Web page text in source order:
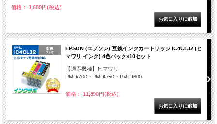
価格： 1,680円(税込)
EPSON (エプソン) 互換インクカートリッジ IC4CL32 (ヒ
マワリ インク) 4色パック×10セット
【適応機種】ヒマワリ
PM-A700・PM-A750・PM-D600
価格： 11,890円(税込)